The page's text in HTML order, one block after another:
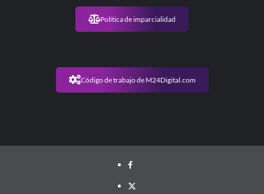
Política de imparcialidad
Código de trabajo de M24Digital.com